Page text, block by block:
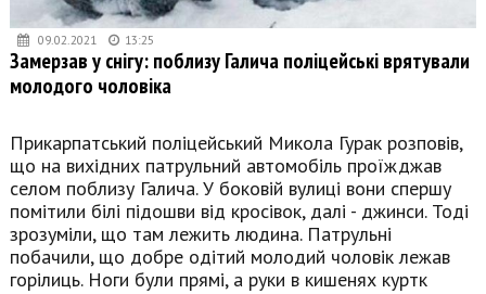
09.02.2021 13:25
Замерзав у снігу: поблизу Галича поліцейські врятували
молодого чоловіка
Прикарпатський поліцейський Микола Гурак розповів,
що на вихідних патрульний автомобіль проїжджав
селом поблизу Галича. У боковій вулиці вони спершу
помітили білі підошви від кросівок, далі - джинси. Тоді
зрозуміли, що там лежить людина. Патрульні
побачили, що добре одітий молодий чоловік лежав
горілиць. Ноги були прямі, а руки в кишенях куртк